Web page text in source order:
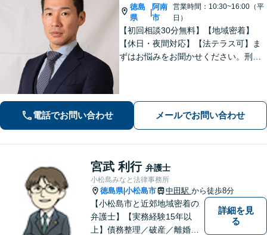
徳島
県
|
阿南
市
営業時間：10:30~16:00（平
日）
【初回相談30分無料】【地域密着】
【休日・夜間対応】【法テラス可】ま
ずはお悩みをお聞かせください。刑事
状況から抜け出すお手伝いをします。
電話でお問い合わせ メールでお問い合わせ
宮武 利行 弁護士
小松島みなと法律事務所
徳島県|小松島市 中田駅 から徒歩8分
【小松島市と近郊地域密着の
弁護士】【実務経験15年以
上】債務整理／破産／離婚／
詳細を見
る